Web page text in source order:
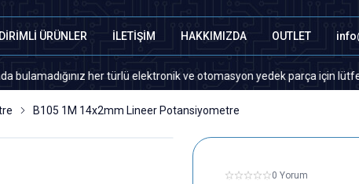
ÜRÜNLER İLETİŞİM HAKKIMIZDA OUTLET
her türlü elektronik ve otomasyon yedek parça için lütfen
B105 1M 14x2mm Lineer Potansiyometre
0 Yorum